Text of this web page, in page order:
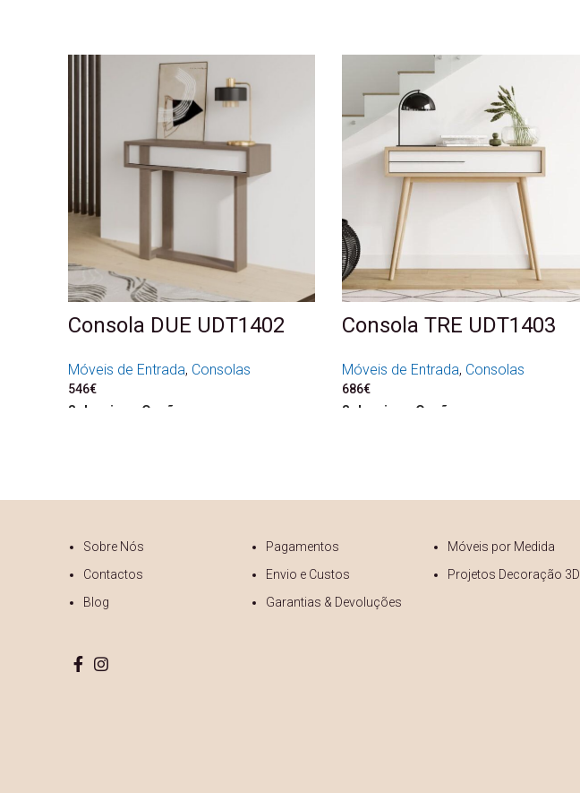
Consola DUE UDT1402
Móveis de Entrada, Consolas
546€
Seleccione Opções
Consola TRE UDT1403
Móveis de Entrada, Consolas
686€
Seleccione Opções
Sobre Nós
Contactos
Blog
Pagamentos
Envio e Custos
Garantias & Devoluções
Móveis por Medida
Projetos Decoração 3D